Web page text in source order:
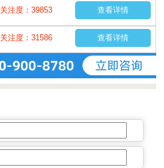
关注度：39853 查看详情
关注度：31586 查看详情